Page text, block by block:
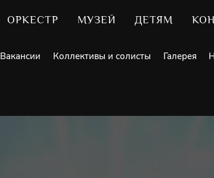
ОРКЕСТР МУЗЕЙ ДЕТЯМ
Вакансии Коллективы и солисты Галерея